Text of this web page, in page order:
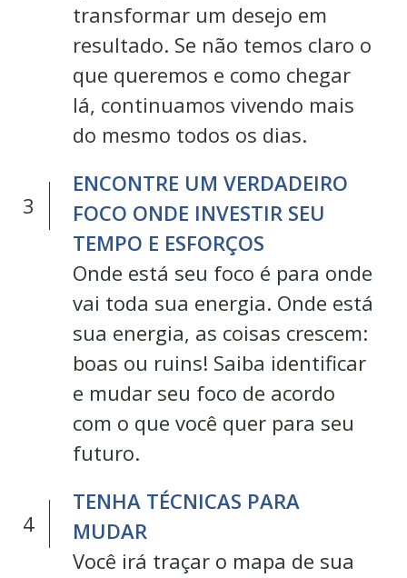
transformar um desejo em
resultado. Se não temos claro o
que queremos e como chegar
lá, continuamos vivendo mais
do mesmo todos os dias.
3
ENCONTRE UM VERDADEIRO
FOCO ONDE INVESTIR SEU
TEMPO E ESFORÇOS
Onde está seu foco é para onde
vai toda sua energia. Onde está
sua energia, as coisas crescem:
boas ou ruins! Saiba identificar
e mudar seu foco de acordo
com o que você quer para seu
futuro.
4
TENHA TÉCNICAS PARA
MUDAR
Você irá traçar o mapa de sua